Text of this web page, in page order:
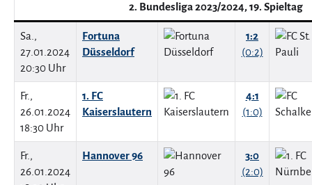
2. Bundesliga 2023/2024, 19. Spieltag
Sa.,
27.01.2024
20:30 Uhr
Fortuna
Düsseldorf
1:2
(0:2)
Fr.,
26.01.2024
18:30 Uhr
1. FC
Kaiserslautern
4:1
(1:0)
Fr.,
26.01.2024
Hannover 96
3:0
(2:0)